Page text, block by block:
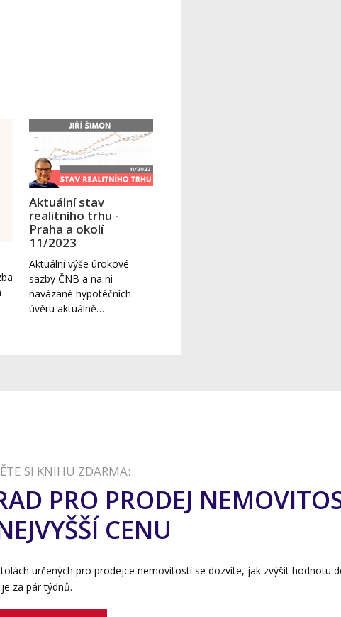
Aktuální stav
realitního trhu -
Praha a okolí
11/2023
Aktuální výše úrokové
sazby ČNB a na ni
navázané hypotéčních
úvěru aktuálně…
SI KNIHU ZDARMA:
PRO PRODEJ
CENU
určených pro prodejce nemovitostí se dozvíte, jak zvýšit hodnotu
za pár týdnů.